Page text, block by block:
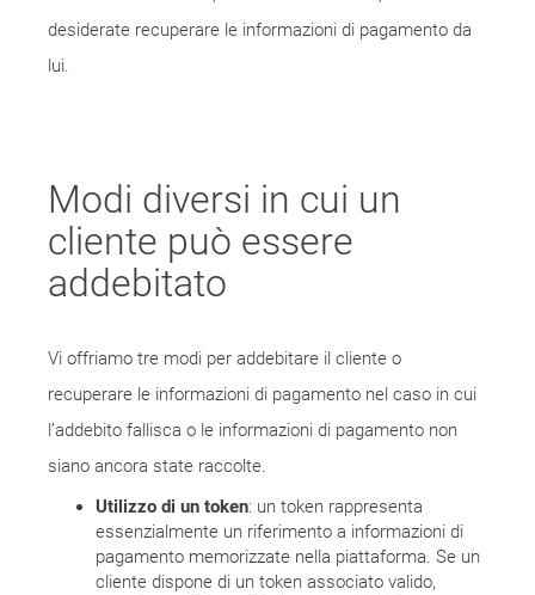
desiderate recuperare le informazioni di pagamento da
lui.
Modi diversi in cui un
cliente può essere
addebitato
Vi offriamo tre modi per addebitare il cliente o
recuperare le informazioni di pagamento nel caso in cui
l’addebito fallisca o le informazioni di pagamento non
siano ancora state raccolte.
Utilizzo di un token: un token rappresenta
essenzialmente un riferimento a informazioni di
pagamento memorizzate nella piattaforma. Se un
cliente dispone di un token associato valido,